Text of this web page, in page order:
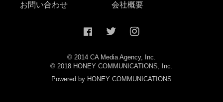
お問い合わせ 会社概要
© 2014 CA Media Agency, Inc.
© 2018 HONEY COMMUNICATIONS, Inc.
Powered by HONEY COMMUNICATIONS